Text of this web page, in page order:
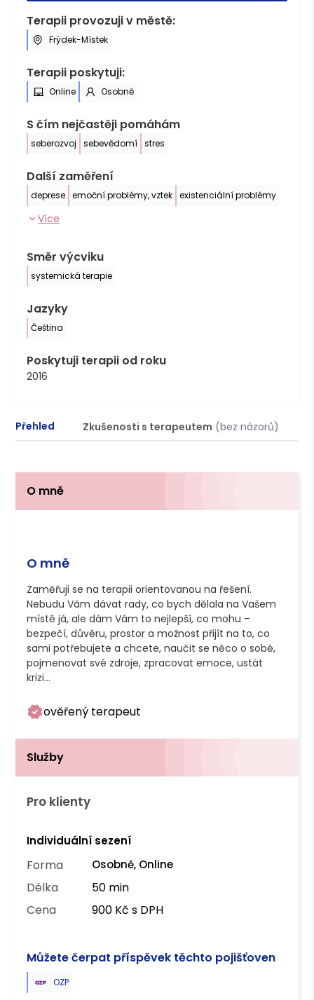
Terapii provozuji v městě:
Frýdek-Místek
Terapii poskytuji:
Online Osobně
S čím nejčastěji pomáhám
seberozvoj sebevědomí stres
Další zaměření
deprese emoční problémy, vztek existenciální problémy
Více
Směr výcviku
systemická terapie
Jazyky
Čeština
Poskytuji terapii od roku
2016
Přehled Zkušenosti s terapeutem (bez názorů)
O mně
O mně
Zaměřuji se na terapii orientovanou na řešení.
Nebudu Vám dávat rady, co bych dělala na Vašem
místě já, ale dám Vám to nejlepší, co mohu –
bezpečí, důvěru, prostor a možnost přijít na to, co
sami potřebujete a chcete, naučit se něco o sobě,
pojmenovat své zdroje, zpracovat emoce, ustát
krizi…
ověřený terapeut
Služby
Pro klienty
Individuální sezení
Forma Osobně, Online
Délka
50 min
Cena
900 Kč s DPH
Můžete čerpat příspěvek těchto pojišťoven
OZP